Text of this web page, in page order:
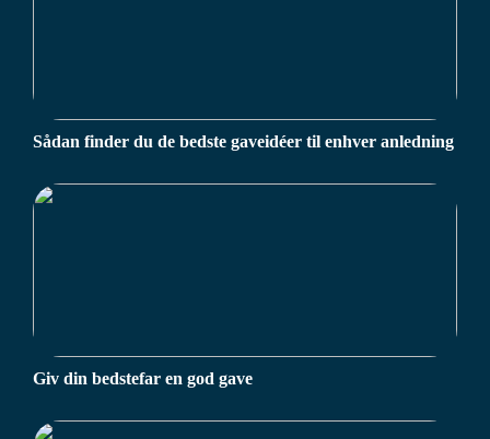
Sådan finder du de bedste gaveidéer til enhver anledning
Giv din bedstefar en god gave